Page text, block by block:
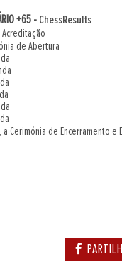
+65 - ChessResults
de Abertura
Cerimónia de Encerramento e